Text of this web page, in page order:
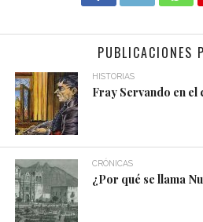
PUBLICACIONES
HISTORIAS
Fray Servando en el
CRÓNICAS
¿Por qué se llama